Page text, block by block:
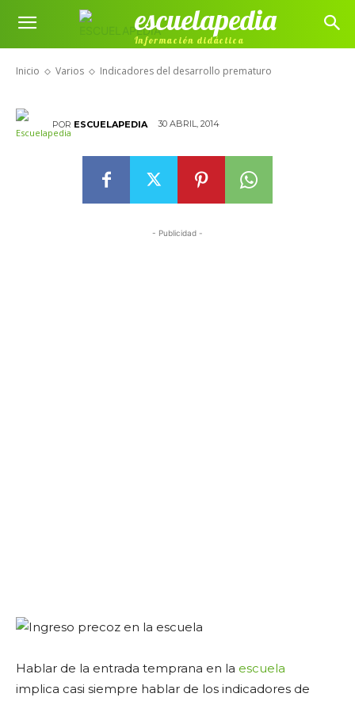
escuelapedia
Información didáctica
Inicio Varios Indicadores del desarrollo prematuro
Indicadores del desarrollo
prematuro
POR ESCUELAPEDIA 30 ABRIL, 2014
- Publicidad -
Hablar de la entrada temprana en la escuela
implica casi siempre hablar de los indicadores de